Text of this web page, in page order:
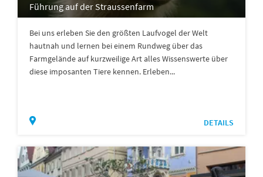
Führung auf der Straussenfarm
Bei uns erleben Sie den größten Laufvogel der Welt
hautnah und lernen bei einem Rundweg über das
Farmgelände auf kurzweilige Art alles Wissenswerte über
diese imposanten Tiere kennen. Erleben...
DETAILS